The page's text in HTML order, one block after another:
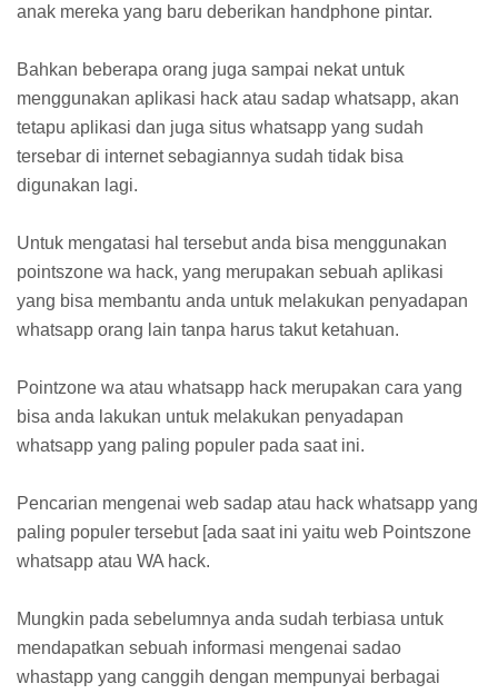
anak mereka yang baru deberikan handphone pintar.
Bahkan beberapa orang juga sampai nekat untuk
menggunakan aplikasi hack atau sadap whatsapp, akan
tetapu aplikasi dan juga situs whatsapp yang sudah
tersebar di internet sebagiannya sudah tidak bisa
digunakan lagi.
Untuk mengatasi hal tersebut anda bisa menggunakan
pointszone wa hack, yang merupakan sebuah aplikasi
yang bisa membantu anda untuk melakukan penyadapan
whatsapp orang lain tanpa harus takut ketahuan.
Pointzone wa atau whatsapp hack merupakan cara yang
bisa anda lakukan untuk melakukan penyadapan
whatsapp yang paling populer pada saat ini.
Pencarian mengenai web sadap atau hack whatsapp yang
paling populer tersebut [ada saat ini yaitu web Pointszone
whatsapp atau WA hack.
Mungkin pada sebelumnya anda sudah terbiasa untuk
mendapatkan sebuah informasi mengenai sadao
whastapp yang canggih dengan mempunyai berbagai